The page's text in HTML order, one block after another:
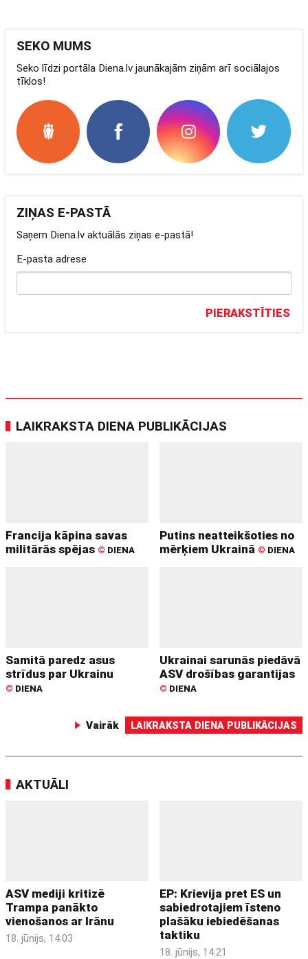
SEKO MUMS
Seko līdzi portāla Diena.lv jaunākajām ziņām arī sociālajos
tīklos!
ZIŅAS E-PASTĀ
Saņem Diena.lv aktuālās ziņas e-pastā!
E-pasta adrese
PIERAKSTĪTIES
LAIKRAKSTA DIENA PUBLIKĀCIJAS
Francija kāpina savas
militārās spējas © DIENA
Putins neatteikšoties no
mērķiem Ukrainā © DIENA
Samitā paredz asus
strīdus par Ukrainu
© DIENA
Ukrainai sarunās piedāvā
ASV drošības garantijas
© DIENA
Vairāk LAIKRAKSTA DIENA PUBLIKĀCIJAS
AKTUĀLI
ASV mediji kritizē
Trampa panākto
vienošanos ar Irānu
18. jūnijs, 14:03
EP: Krievija pret ES un
sabiedrotajiem īsteno
plašāku iebiedēšanas
taktiku
18. jūnijs, 14:21